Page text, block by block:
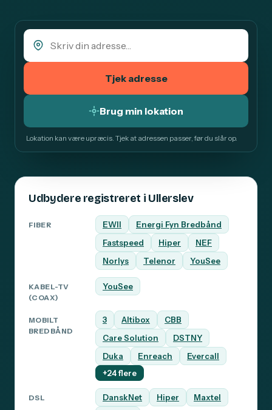
Tjek adresse
Brug min lokation
Lokation kan være upræcis. Tjek at adressen passer, før du slår op.
Udbydere registreret i Ullerslev
FIBER EWII
Energi Fyn Bredbånd
Fastspeed
Hiper
NEF
Norlys
Telenor YouSee
KABEL-TV
(COAX)
YouSee
MOBILT
BREDBÅND
3 Altibox
CBB
Care Solution
DSTNY
Duka
Enreach
Evercall
+24 flere
DSL DanskNet Hiper
Maxtel